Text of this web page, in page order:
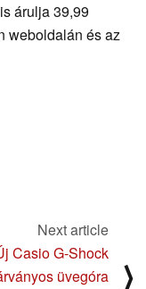
árulja 39,99
weboldalán és az
Next article
Casio G-Shock
üvegóra
⟩